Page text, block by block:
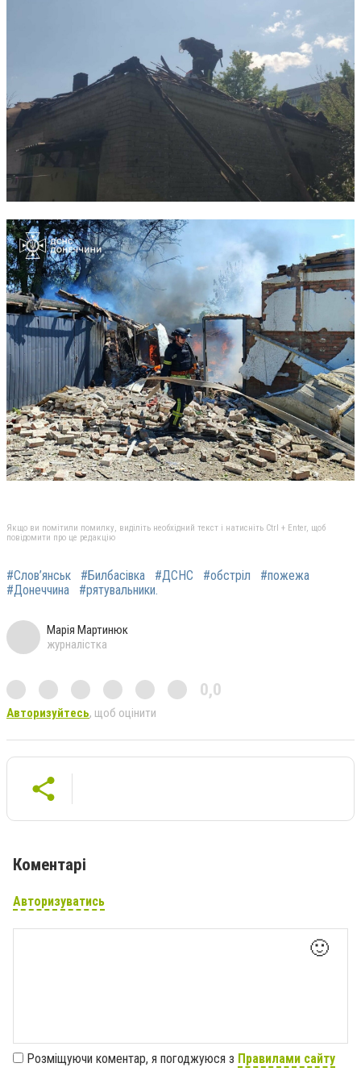
Якщо ви помітили помилку, виділіть необхідний текст і натисніть Ctrl + Enter, щоб
повідомити про це редакцію
#Слов’янськ #Билбасівка #ДСНС #обстріл
#пожежа
#Донеччина
#рятувальники.
Марія Мартинюк
журналістка
0,0
Авторизуйтесь, щоб оцінити
Коментарі
Авторизуватись
🙂
Розміщуючи коментар, я погоджуюся з Правилами сайту